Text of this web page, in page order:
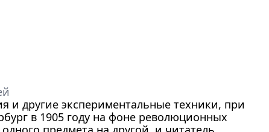
и другие экспериментальные техники, при
в 1905 году на фоне революционных